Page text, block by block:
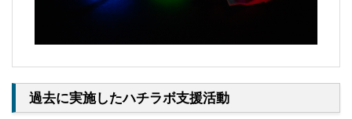
過去に実施したハチラボ支援活動